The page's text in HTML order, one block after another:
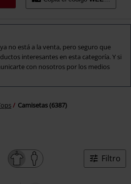
no está a la venta, pero seguro que
interesantes en esta categoría. Y si
con nosotros por los medios
Camisetas (6387)
Filtro